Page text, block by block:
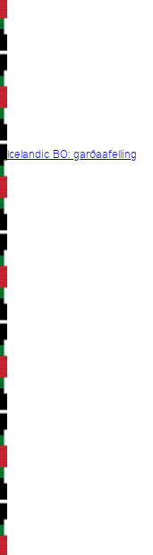
Icelandic BO: garðaafelling